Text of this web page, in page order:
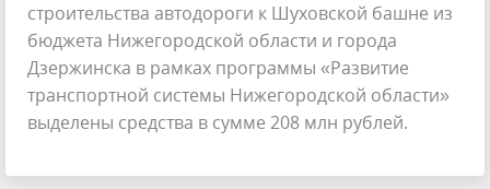
строительства автодороги к Шуховской башне из
бюджета Нижегородской области и города
Дзержинска в рамках программы «Развитие
транспортной системы Нижегородской области»
выделены средства в сумме 208 млн рублей.